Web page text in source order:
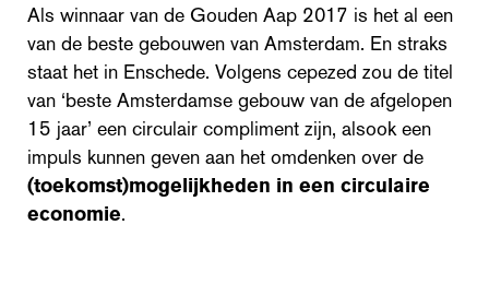
Als winnaar van de Gouden Aap 2017 is het al een
van de beste gebouwen van Amsterdam. En straks
staat het in Enschede. Volgens cepezed zou de titel
van ‘beste Amsterdamse gebouw van de afgelopen
15 jaar’ een circulair compliment zijn, alsook een
impuls kunnen geven aan het omdenken over de
(toekomst)mogelijkheden in een circulaire
economie.